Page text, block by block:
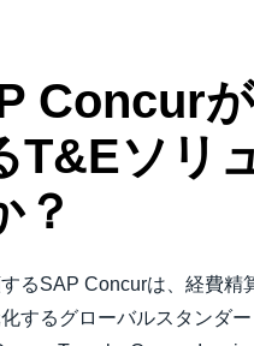
Concur
T&Eソリ
？
るSAP Concurは、経費精
するグローバルスタンダー